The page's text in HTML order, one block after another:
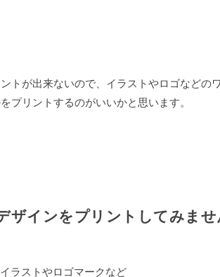
トが出来ないので、イラストやロゴなどの
プリントするのがいいかと思います。
ザインをプリントしてみませ
ラストやロゴマークなど